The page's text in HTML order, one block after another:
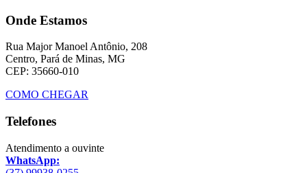
Onde Estamos
Rua Major Manoel Antônio, 208
Centro, Pará de Minas, MG
CEP: 35660-010
COMO CHEGAR
Telefones
Atendimento a ouvinte
WhatsApp: